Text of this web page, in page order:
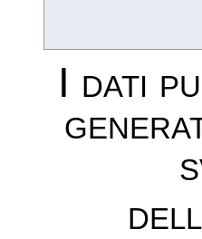
I dati